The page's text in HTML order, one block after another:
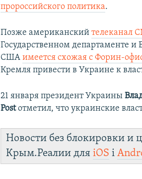
пророссийского политика.
Позже американскийтелеканал
Государственном департаменте
СШАимеется схожая с Форин-
Кремля привести в Украине к
21 января президент Украины
Postотметил, что украинские
Новости без блокировки и
Крым.Реалии дляiOS і